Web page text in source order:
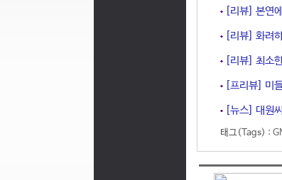
[리뷰] 본연
[리뷰] 화려
[리뷰] 최소
[프리뷰] 미
[뉴스] 대원
태그(Tags) :